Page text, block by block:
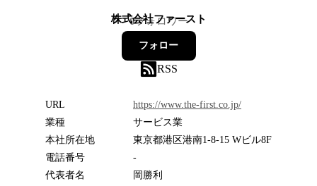
株式会社ファースト
0フォロワー
フォロー
RSS
URL
https://www.the-first.co.jp/
業種
サービス業
本社所在地
東京都港区港南1-8-15 Wビル8F
電話番号
-
代表者名
岡勝利